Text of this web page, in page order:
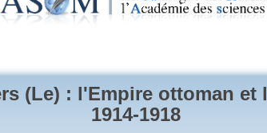
(Le) : l'Empire ottoman et
1914-1918